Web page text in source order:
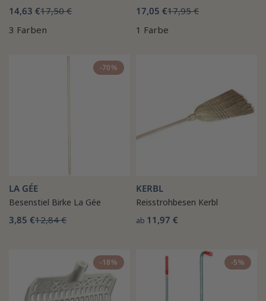
14,63 €17,50 €
3 Farben
17,05 €17,95 €
1 Farbe
-70%
LA GÉE
Besenstiel Birke La Gée
3,85 €12,84 €
KERBL
Reisstrohbesen Kerbl
ab 11,97 €
-18% -5%